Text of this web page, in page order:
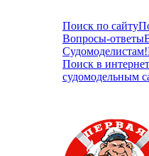
Поиск по сайту
Вопросы-ответы
Судомоделистам!
Поиск в
судомодельным